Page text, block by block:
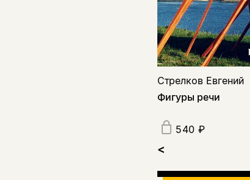
Стрелков Евгений
Фигуры речи
540 ₽
<